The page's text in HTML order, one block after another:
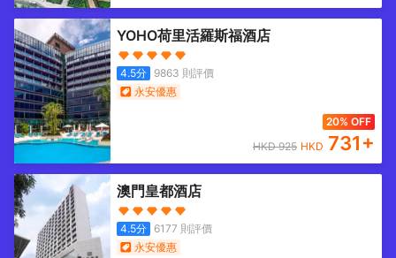
YOHO荷里活羅斯福酒店
4.5分 9863 則評價
永安優惠
20% OFF
HKD925 HKD 731+
澳門皇都酒店
4.5分 6177 則評價
永安優惠